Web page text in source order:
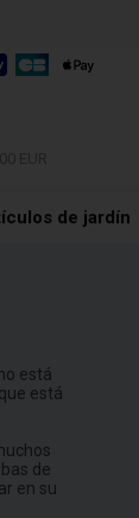
de jardín
está
está
de
en su